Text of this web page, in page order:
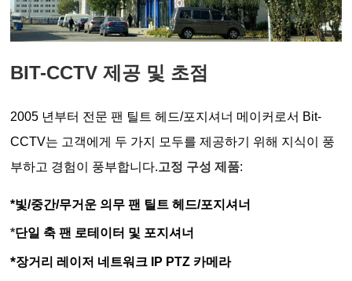
BIT-CCTV 제공 및 초점
2005 년부터 전문 팬 틸트 헤드/포지셔너 메이커로서 Bit-
CCTV는 고객에게 두 가지 모두를 제공하기 위해 지식이 풍
부하고 경험이 풍부합니다.고정 구성 제품:
*빛/중간/무거운 의무 팬 틸트 헤드/포지셔너
*단일 축 팬 로테이터 및 포지셔너
*장거리 레이저 네트워크 IP PTZ 카메라